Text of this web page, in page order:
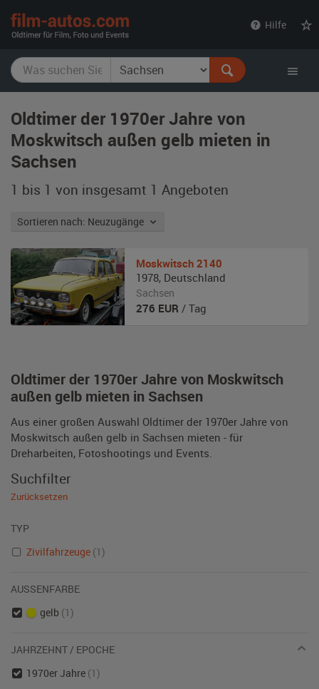
Hilfe
Oldtimer der 1970er Jahre von
Moskwitsch außen gelb mieten in
Sachsen
1 bis 1 von insgesamt 1 Angeboten
Sortieren nach: Neuzugänge
Oldtimer der 1970er Jahre von Moskwitsch
außen gelb mieten in Sachsen
Aus einer großen Auswahl Oldtimer der 1970er Jahre von
Moskwitsch außen gelb in Sachsen mieten - für
Dreharbeiten, Fotoshootings und Events.
Moskwitsch 2140
1978, Deutschland
Sachsen
276 EUR / Tag
Suchfilter
Zurücksetzen
TYP
Zivilfahrzeuge (1)
AUSSENFARBE
gelb (1)
JAHRZEHNT / EPOCHE
1970er Jahre (1)